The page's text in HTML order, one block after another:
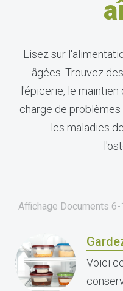
Lisez sur
âgées. Trouvez
l'épicerie, le
charge de
les maladies
Affichage Documents 6-
Voici